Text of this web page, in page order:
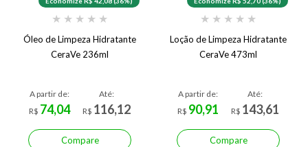
★ ★ ★ ★ ★
Óleo de Limpeza Hidratante
CeraVe 236ml
A partir de:
R$ 74,04
Até:
R$ 116,12
Compare
★ ★ ★ ★ ★
Loção de Limpeza Hidratante
CeraVe 473ml
A partir de:
R$ 90,91
Até:
R$ 143,61
Compare